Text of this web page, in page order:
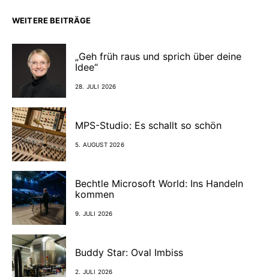
WEITERE BEITRÄGE
„Geh früh raus und sprich über deine
Idee“
28. JULI 2026
MPS-Studio: Es schallt so schön
5. AUGUST 2026
Bechtle Microsoft World: Ins Handeln
kommen
9. JULI 2026
Buddy Star: Oval Imbiss
2. JULI 2026